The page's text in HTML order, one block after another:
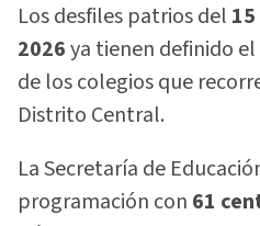
Los desfiles patrios del
2026ya tienen definido
de los colegios que
Distrito Central.
La Secretaría de
programación con 61